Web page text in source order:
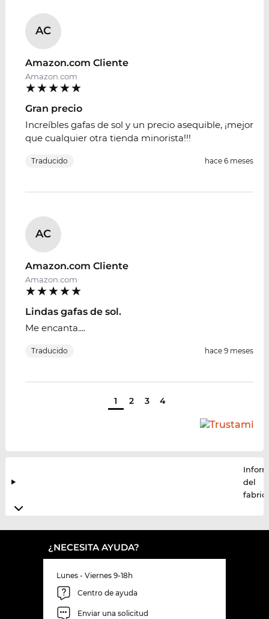
AC
Amazon.com Cliente
Amazon.com
Gran precio
Increíbles gafas de sol y un precio asequible, ¡mejor
que cualquier otra tienda minorista!!!
Traducido hace 6 meses
AC
Amazon.com Cliente
Amazon.com
Lindas gafas de sol.
Me encanta....
Traducido hace 9 meses
1 2 3 4
del
¿NECESITA AYUDA?
Lunes - Viernes 9-18h
Centro de ayuda
Enviar una solicitud